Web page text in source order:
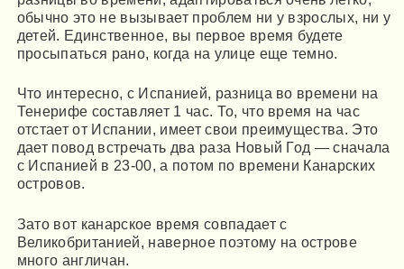
обычно это не вызывает проблем ни у взрослых, ни у
детей. Единственное, вы первое время будете
просыпаться рано, когда на улице еще темно.
Что интересно, с Испанией, разница во времени на
Тенерифе составляет 1 час. То, что время на час
отстает от Испании, имеет свои преимущества. Это
дает повод встречать два раза Новый Год — сначала
с Испанией в 23-00, а потом по времени Канарских
островов.
Зато вот канарское время совпадает с
Великобританией, наверное поэтому на острове
много англичан.